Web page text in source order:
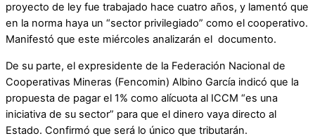
proyecto de ley fue trabajado hace cuatro años, y lamentó que
en la norma haya un “sector privilegiado” como el cooperativo.
Manifestó que este miércoles analizarán el documento.
De su parte, el expresidente de la Federación Nacional de
Cooperativas Mineras (Fencomin) Albino García indicó que la
propuesta de pagar el 1% como alícuota al ICCM “es una
iniciativa de su sector” para que el dinero vaya directo al
Estado. Confirmó que será lo único que tributarán.